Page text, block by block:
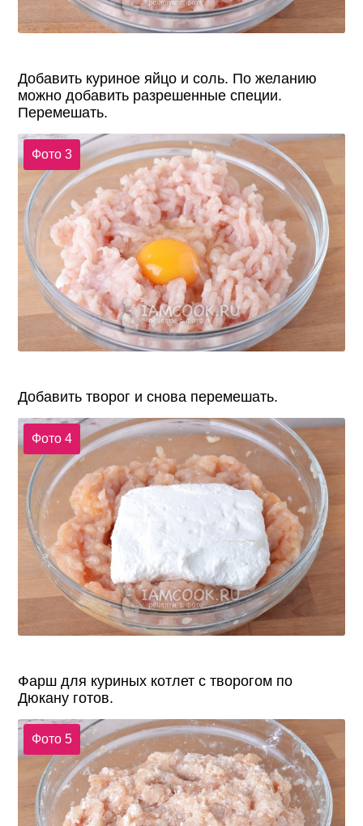
Добавить куриное яйцо и соль. По желанию
можно добавить разрешенные специи.
Перемешать.
Фото 3
Добавить творог и снова перемешать.
Фото 4
Фарш для куриных котлет с творогом по
Дюкану готов.
Фото 5